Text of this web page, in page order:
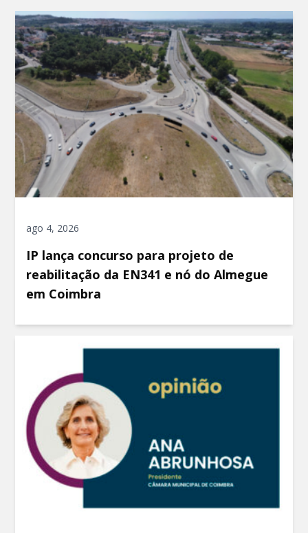
ago 4, 2026
IP lança concurso para projeto de
reabilitação da EN341 e nó do Almegue
em Coimbra